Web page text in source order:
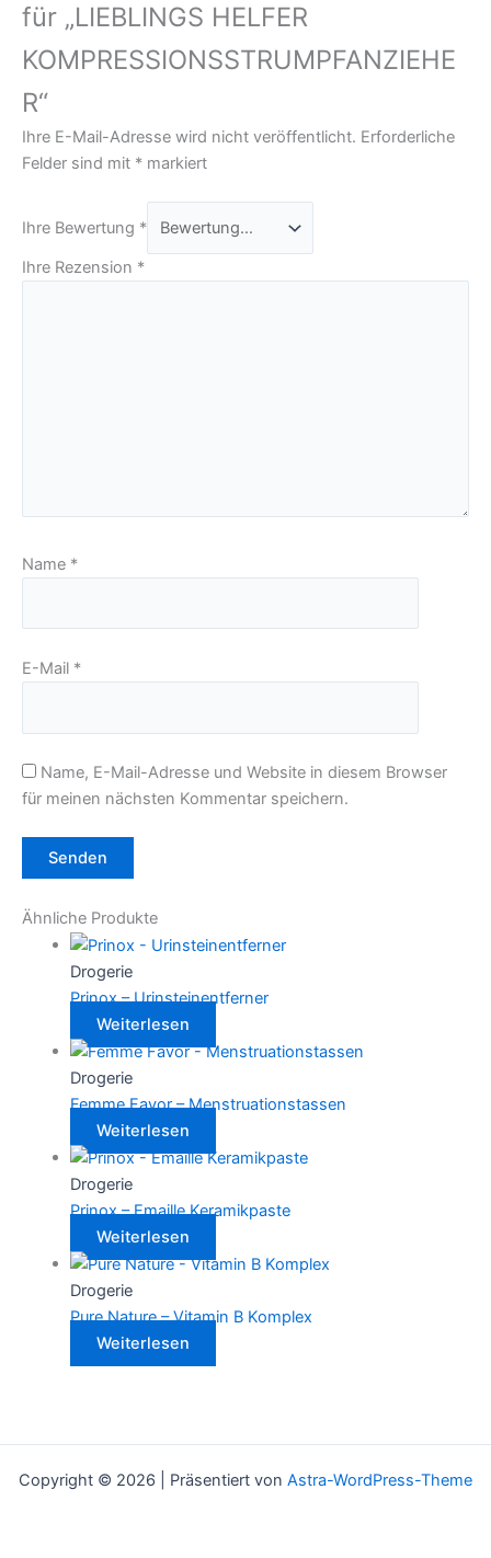
für „LIEBLINGS HELFER
KOMPRESSIONSSTRUMPFANZIEHE
R“
Ihre E-Mail-Adresse wird nicht veröffentlicht. Erforderliche
Felder sind mit * markiert
Ihre Bewertung *
Ihre Rezension *
Name *
E-Mail *
Name, E-Mail-Adresse und Website in diesem Browser
für meinen nächsten Kommentar speichern.
Ähnliche Produkte
Drogerie
Prinox – Urinsteinentferner
Weiterlesen
Drogerie
Femme Favor – Menstruationstassen
Weiterlesen
Drogerie
Prinox – Emaille Keramikpaste
Weiterlesen
Drogerie
Pure Nature – Vitamin B Komplex
Weiterlesen
Copyright © 2026 | Präsentiert von Astra-WordPress-Theme